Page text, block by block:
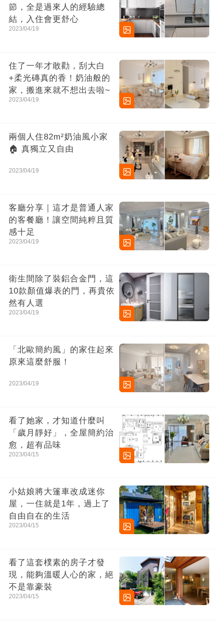
節，全是過來人的經驗總
結，入住會更舒心
2023/04/19
住了一年才敢勸，刮大白
+柔光磚真的香！奶油般的
家，搬進來就不想出去啦~
2023/04/19
兩個人住82m²奶油風小家
🏠 真獨立又自由
2023/04/19
客廳分享｜這才是普通人家
的客餐廳！讓空間純粹且質
感十足
2023/04/19
衛生間除了裝鋁合金門，這
10款顏值爆表的門，再貴依
然有人選
2023/04/19
「北歐簡約風」的家住起來
原來這麼舒服！
2023/04/19
看了她家，才知道什麼叫
「歲月靜好」，全屋簡約治
愈，超有品味
2023/04/15
小姑娘將大篷車改成迷你
屋，一住就是1年，過上了
自由自在的生活
2023/04/15
看了這套樸素的房子才發
現，能夠溫暖人心的家，絕
不是靠豪裝
2023/04/15